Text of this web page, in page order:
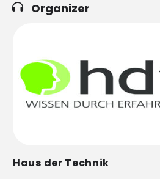
Organizer
Haus der Technik